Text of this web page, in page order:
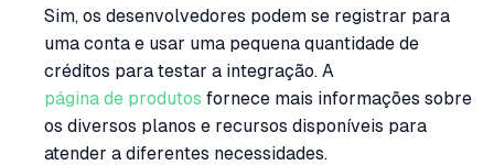
Sim, os desenvolvedores podem se registrar para
uma conta e usar uma pequena quantidade de
créditos para testar a integração. A
página de produtos fornece mais informações sobre
os diversos planos e recursos disponíveis para
atender a diferentes necessidades.